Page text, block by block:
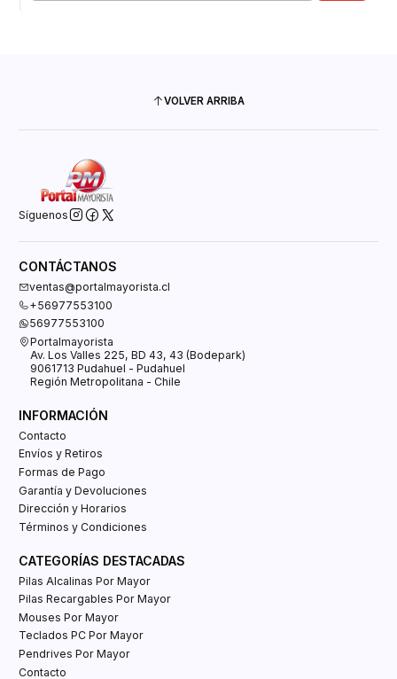
VOLVER ARRIBA
Síguenos
CONTÁCTANOS
ventas@portalmayorista.cl
+56977553100
56977553100
Portalmayorista
Av. Los Valles 225, BD 43, 43 (Bodepark)
9061713 Pudahuel - Pudahuel
Región Metropolitana - Chile
INFORMACIÓN
Contacto
Envíos y Retiros
Formas de Pago
Garantía y Devoluciones
Dirección y Horarios
Términos y Condiciones
CATEGORÍAS DESTACADAS
Pilas Alcalinas Por Mayor
Pilas Recargables Por Mayor
Mouses Por Mayor
Teclados PC Por Mayor
Pendrives Por Mayor
Contacto